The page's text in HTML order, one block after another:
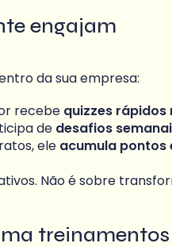
engajam
da sua empresa:
recebe quizzes rápidos
de desafios
ele acumula pontos
Não é sobre